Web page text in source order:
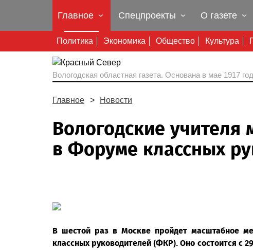
Главное
Политика Экономика Общество Культура
Спецпроекты О газете
Вологодская областная газета. Основана в мае 1917
Главное Новости
Вологодские учителя
в Форуме классных
В шестой раз в Москве пройдет масштабное
классных руководителей (ФКР). Оно состоится с